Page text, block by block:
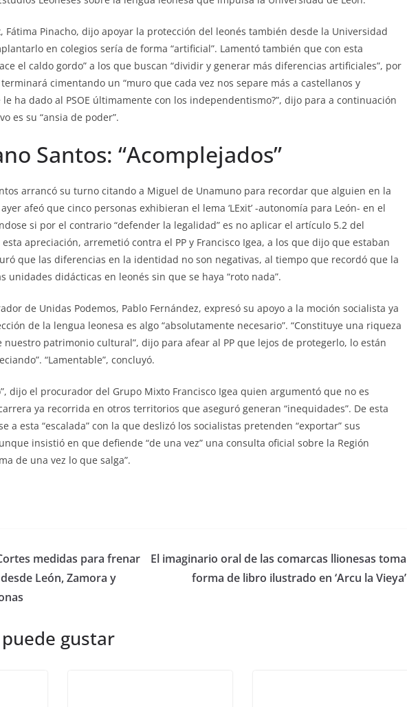
Fátima Pinacho, dijo apoyar la protección del leonés también desde la Universidad
en colegios sería de forma “artificial”. Lamentó también que con esta
el caldo gordo” a los que buscan “dividir y generar más diferencias artificiales”, por
cimentando un “muro que cada vez nos separe más a castellanos y
le ha dado al PSOE últimamente con los independentismo?”, dijo para a continuación
es su “ansia de poder”.
Santos: “Acomplejados”
arrancó su turno citando a Miguel de Unamuno para recordar que alguien en la
afeó que cinco personas exhibieran el lema ‘LExit’ -autonomía para León- en el
si por el contrario “defender la legalidad” es no aplicar el artículo 5.2 del
apreciación, arremetió contra el PP y Francisco Igea, a los que dijo que estaban
que las diferencias en la identidad no son negativas, al tiempo que recordó que la
unidades didácticas en leonés sin que se haya “roto nada”.
de Unidas Podemos, Pablo Fernández, expresó su apoyo a la moción socialista ya
de la lengua leonesa es algo “absolutamente necesario”. “Constituye una riqueza
patrimonio cultural”, dijo para afear al PP que lejos de protegerlo, lo están
“Lamentable”, concluyó.
dijo el procurador del Grupo Mixto Francisco Igea quien argumentó que no es
ya recorrida en otros territorios que aseguró generan “inequidades”. De esta
a esta “escalada” con la que deslizó los socialistas pretenden “exportar” sus
insistió en que defiende “de una vez” una consulta oficial sobre la Región
de una vez lo que salga”.
medidas para frenar
León, Zamora y
El imaginario oral de las comarcas llionesas toma
forma de libro ilustrado en ‘Arcu la Vieya’
gustar